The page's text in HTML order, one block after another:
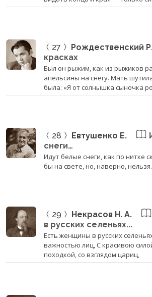
27 Рождественский
красках
Был он рыжим, как из рыжиков
апельсины на снегу. Мать
была: «Я от солнышка сыночка
28 Евтушенко Е.
снеги…
Идут белые снеги, как по нитке
бы на свете, но, наверно, нельзя.
29 Некрасов Н. А.
в русских селеньях...
Есть женщины в русских
важностью лиц, С красивою
походкой, со взглядом цариц,